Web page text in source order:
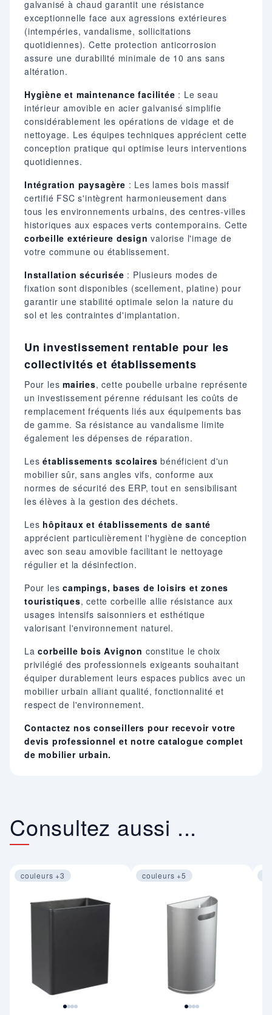
galvanisé à chaud garantit une résistance
exceptionnelle face aux agressions extérieures
(intempéries, vandalisme, sollicitations
quotidiennes). Cette protection anticorrosion
assure une durabilité minimale de 10 ans sans
altération.
Hygiène et maintenance facilitée : Le seau
intérieur amovible en acier galvanisé simplifie
considérablement les opérations de vidage et de
nettoyage. Les équipes techniques apprécient cette
conception pratique qui optimise leurs interventions
quotidiennes.
Intégration paysagère : Les lames bois massif
certifié FSC s'intègrent harmonieusement dans
tous les environnements urbains, des centres-villes
historiques aux espaces verts contemporains. Cette
corbeille extérieure design valorise l'image de
votre commune ou établissement.
Installation sécurisée : Plusieurs modes de
fixation sont disponibles (scellement, platine) pour
garantir une stabilité optimale selon la nature du
sol et les contraintes d'implantation.
Un investissement rentable pour les
collectivités et établissements
Pour lesmairies, cette poubelle urbaine représente
un investissement pérenne réduisant les coûts de
remplacement fréquents liés aux équipements bas
de gamme. Sa résistance au vandalisme limite
également les dépenses de réparation.
Lesétablissements scolaires bénéficient d'un
mobilier sûr, sans angles vifs, conforme aux
normes de sécurité des ERP, tout en sensibilisant
les élèves à la gestion des déchets.
Les hôpitaux et établissements de santé
apprécient particulièrement l'hygiène de conception
avec son seau amovible facilitant le nettoyage
régulier et la désinfection.
Pour lescampings, bases de loisirs et zones
touristiques, cette corbeille allie résistance aux
usages intensifs saisonniers et esthétique
valorisant l'environnement naturel.
Lacorbeille bois Avignon constitue le choix
privilégié des professionnels exigeants souhaitant
équiper durablement leurs espaces publics avec un
mobilier urbain alliant qualité, fonctionnalité et
respect de l'environnement.
Contactez nos conseillers pour recevoir votre
devis professionnel et notre catalogue complet
de mobilier urbain.
Consultez aussi ...
couleurs +3
Image 1 sur 4
couleurs +5
Image 1 sur 4